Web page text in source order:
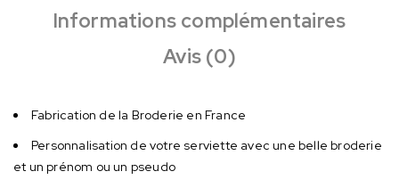
Informations complémentaires
Avis (0)
Fabrication de la Broderie en France
Personnalisation de votre serviette avec une belle broderie
et un prénom ou un pseudo